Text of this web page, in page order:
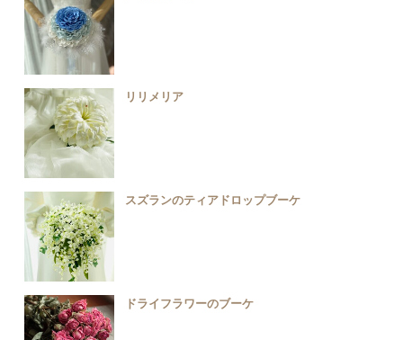
リリメリア
スズランのティアドロップブーケ
ドライフラワーのブーケ